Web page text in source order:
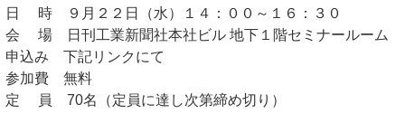
日 時 ９月２２日（水）１４：００～１６：３０
会 場 日刊工業新聞社本社ビル 地下１階セミナールーム
申込み 下記リンクにて
参加費 無料
定 員 70名（定員に達し次第締め切り）